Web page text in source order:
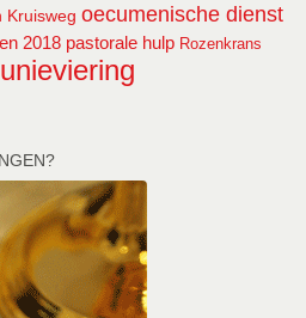
Kruisweg oecumenische dienst
2018 pastorale hulp Rozenkrans